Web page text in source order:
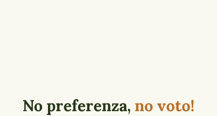
No preferenza, no voto!